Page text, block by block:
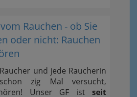
Rauchen - ob Sie
oder nicht: Rauchen
und jede Raucherin
zig Mal versucht,
Unser GF ist seit